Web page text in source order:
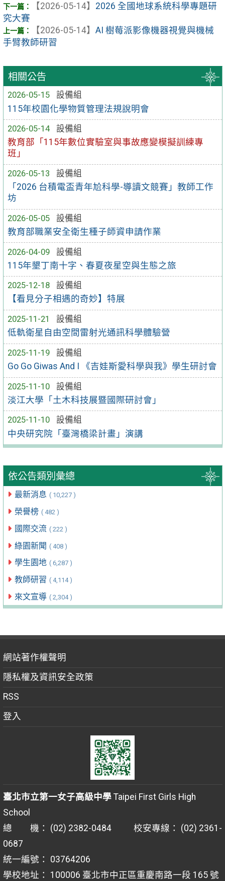
相關公告
2026-05-15
設備組
115年校園化學物質管理法規說明會
2026-05-14
設備組
教育部「115年數位實驗室與事故應變模擬訓練專
班」
2026-05-13
設備組
「2026 台積電盃青年尬科學-導讀文競賽」教師工作
坊
2026-05-05
設備組
教育部職業安全衛生種子師資申請作業
2026-04-09
設備組
115年墾丁南十字、春夏夜星空與生態之旅
2025-12-18
設備組
【看見分子相遇的奇妙】特展
2025-11-21
設備組
低軌衛星自由空間雷射光通訊科學體驗營
2025-11-19
設備組
Go Go Giwas And I 《吉娃斯愛科學與我》學生研討會
2025-11-10
設備組
淡江大學「土木科技展暨國際研討會」
2025-11-10
設備組
中央研究院「臺灣橋梁計畫」演講
依公告類別彙總
最新消息 ( 10,227 )
榮譽榜 ( 482 )
國際交流 ( 222 )
綠園新聞 ( 408 )
學生園地 ( 6,287 )
教師研習 ( 4,114 )
來文宣導 ( 2,304 )
【2026-05-14】 2026 全國地球系統科學專題研
究大賽
【2026-05-14】 AI 樹莓派影像機器視覺與機械
手臂教師研習
網站著作權聲明
隱私權及資訊安全政策
RSS
登入
臺北市立第一女子高級中學Taipei First Girls High
School
總 機： (02) 2382-0484 校安專線： (02) 2361-
0687
統一編號： 03764206
學校地址： 100006 臺北市中正區重慶南路一段 165 號